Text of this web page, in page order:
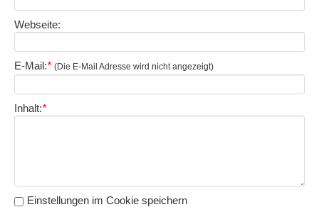
Webseite:
E-Mail:* (Die E-Mail Adresse wird nicht angezeigt)
Inhalt:*
Einstellungen im Cookie speichern